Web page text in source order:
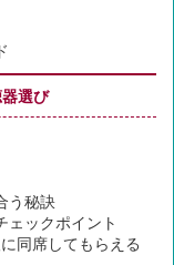
選び
う秘訣
ェックポイント
同席してもらえる